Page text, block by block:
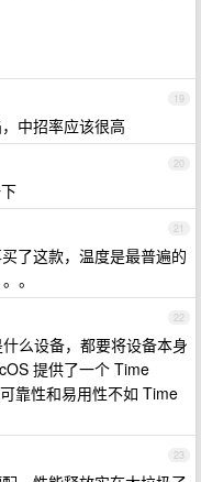
19
中招率应该很高
20
21
了这款，温度是最普遍的
。
22
么设备，都要将设备本身
提供了一个 Time
靠性和易用性不如 Time
23